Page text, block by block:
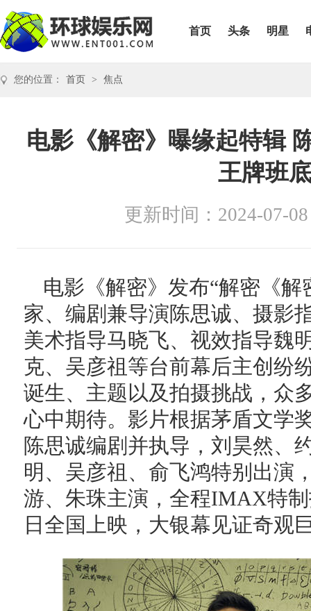
首页 头条 明星
您的位置： 首页 > 焦点
电影《解密》曝缘起特辑
王牌班
更新时间：2024-07-08
电影《解密》发布“解密《解
家、编剧兼导演陈思诚、摄影
美术指导马晓飞、视效指导魏
克、吴彦祖等台前幕后主创纷
诞生、主题以及拍摄挑战，众
心中期待。影片根据茅盾文学
陈思诚编剧并执导，刘昊然、
明、吴彦祖、俞飞鸿特别出演
游、朱珠主演，全程IMAX特
日全国上映，大银幕见证奇观